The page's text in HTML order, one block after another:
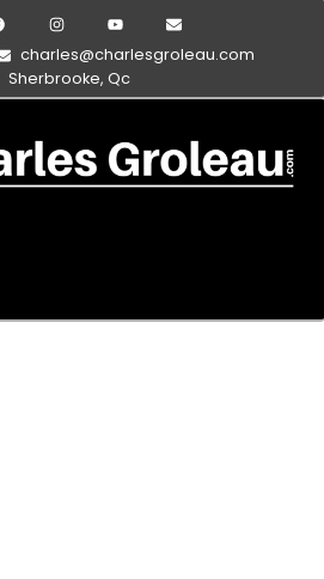
charles@charlesgroleau.com
Sherbrooke, Qc